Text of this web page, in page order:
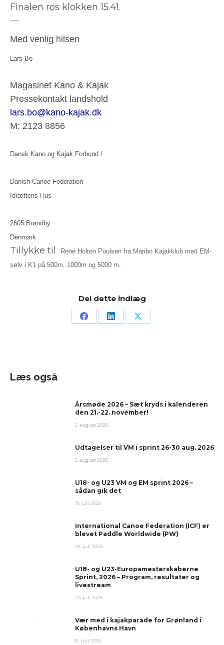
Finalen ros klokken 15.41.
—
Med venlig hilsen
Lars Bo
Magasinet Kano & Kajak
Pressekontakt landshold
lars.bo@kano-kajak.dk
M: 2123 8856
Dansk Kano og Kajak Forbund /
Danish Canoe Federation
Idrættens Hus
2605 Brøndby
Denmark
Tillykke til
René Holten Poulsen fra Maribo Kajakklub med EM-
sølv i K1 på 500m, 1000m og 5000 m.
Del dette indlæg
Læs også
Årsmøde 2026 – Sæt kryds i kalenderen
den 21.-22. november!
5. august 2026
Udtagelser til VM i sprint 26-30 aug. 2026
5. august 2026
U18- og U23 VM og EM sprint 2026 –
sådan gik det
31. juli 2026
International Canoe Federation (ICF) er
blevet Paddle Worldwide (PW)
26. juli 2026
U18- og U23-Europamesterskaberne
Sprint, 2026 – Program, resultater og
livestream
23. juli 2026
Vær med i kajakparade for Grønland i
Københavns Havn
16. juli 2026